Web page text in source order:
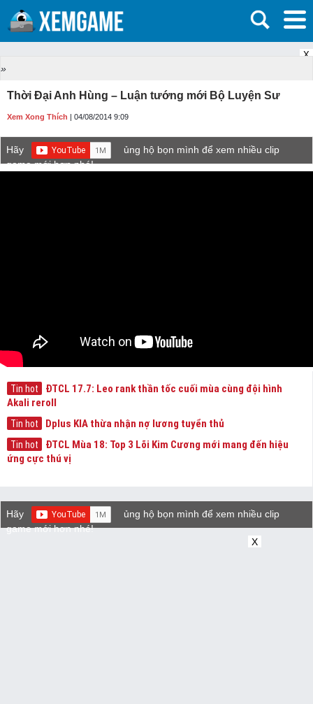
X
»
Thời Đại Anh Hùng – Luận tướng mới Bộ Luyện Sư
Xem Xong Thích | 04/08/2014 9:09
Hãy
ủng hộ bọn mình để xem nhiều clip
game mới hơn nhé!
Tin hot
ĐTCL 17.7: Leo rank thần tốc cuối mùa cùng đội hình
Akali reroll
Tin hot Dplus KIA thừa nhận nợ lương tuyển thủ
Tin hot
ĐTCL Mùa 18: Top 3 Lõi Kim Cương mới mang đến hiệu
ứng cực thú vị
Hãy
ủng hộ bọn mình để xem nhiều clip
game mới hơn nhé!
X